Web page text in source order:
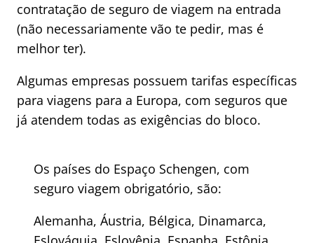
contratação de seguro de viagem na entrada
(não necessariamente vão te pedir, mas é
melhor ter).
Algumas empresas possuem tarifas específicas
para viagens para a Europa, com seguros que
já atendem todas as exigências do bloco.
Os países do Espaço Schengen, com
seguro viagem obrigatório, são:
Alemanha, Áustria, Bélgica, Dinamarca,